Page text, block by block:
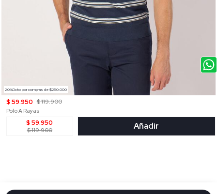
20%Dcto por compras de $250.000
$ 59.950 $ 119.900
Polo A Rayas
$ 59.950
$ 119.900 Añadir